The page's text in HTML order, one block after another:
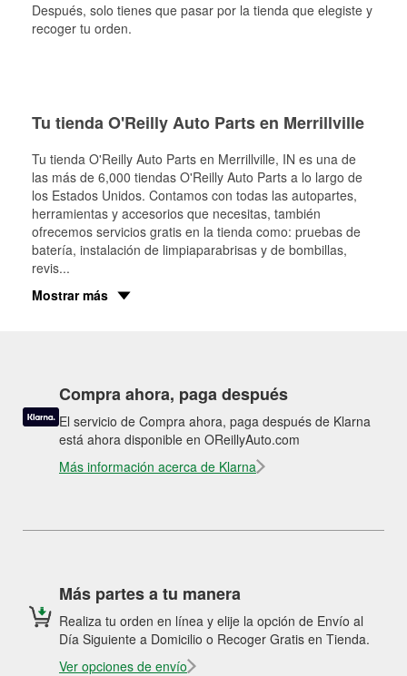
Después, solo tienes que pasar por la tienda que elegiste y
recoger tu orden.
Tu tienda O'Reilly Auto Parts en Merrillville
Tu tienda O'Reilly Auto Parts en Merrillville, IN es una de
las más de 6,000 tiendas O'Reilly Auto Parts a lo largo de
los Estados Unidos. Contamos con todas las autopartes,
herramientas y accesorios que necesitas, también
ofrecemos servicios gratis en la tienda como: pruebas de
batería, instalación de limpiaparabrisas y de bombillas,
revis...
Mostrar más
Compra ahora, paga después
El servicio de Compra ahora, paga después de Klarna
está ahora disponible en OReillyAuto.com
Más información acerca de Klarna
Más partes a tu manera
Realiza tu orden en línea y elije la opción de Envío al
Día Siguiente a Domicilio o Recoger Gratis en Tienda.
Ver opciones de envío